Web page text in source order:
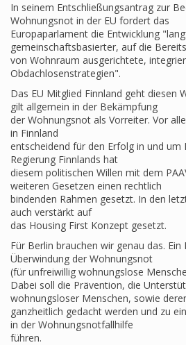
In seinem Entschließungsantrag zur
Wohnungsnot in der EU fordert das
Europaparlament die Entwicklung
gemeinschaftsbasierter, auf die
von Wohnraum ausgerichtete,
Obdachlosenstrategien".
Das EU Mitglied Finnland geht diesen
gilt allgemein in der Bekämpfung
der Wohnungsnot als Vorreiter. Vor
in Finnland
entscheidend für den Erfolg in und um
Regierung Finnlands hat
diesem politischen Willen mit dem
weiteren Gesetzen einen rechtlich
bindenden Rahmen gesetzt. In den
auch verstärkt auf
das Housing First Konzept gesetzt.
Für Berlin brauchen wir genau das.
Überwindung der Wohnungsnot
(für unfreiwillig wohnungslose
Dabei soll die Prävention, die
wohnungsloser Menschen, sowie
ganzheitlich gedacht werden und zu
in der Wohnungsnotfallhilfe
führen.